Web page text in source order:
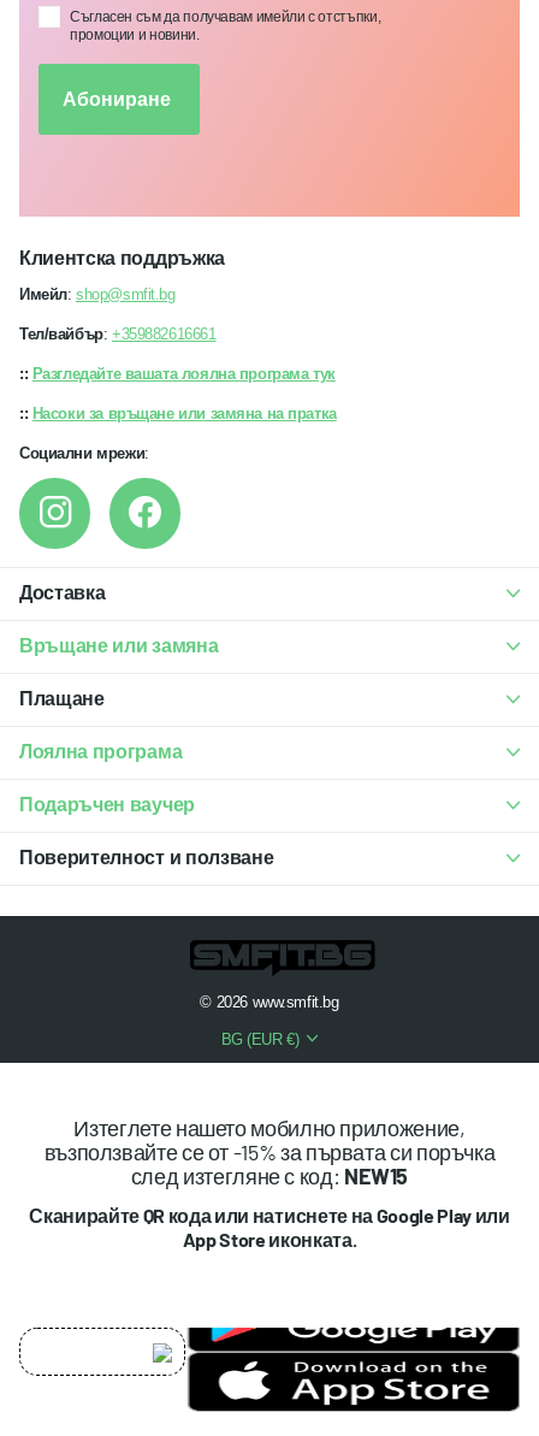
Съгласен съм да получавам имейли с отстъпки,
промоции и новини.
Абониране
Доставка
Връщане или замяна
Плащане
Лоялна програма
Подаръчен ваучер
Поверителност и ползване
Клиентска поддръжка
Имейл:shop@smfit.bg
Тел/вайбър: +359882616661
:: Разгледайте вашата лоялна програма тук
:: Насоки за връщане или замяна на пратка
Социални мрежи:
© 2026www.smfit.bg
BG (EUR €)
Изтеглете нашето мобилно приложение,
възползвайте се от -15% за първата си поръчка
след изтегляне с код: NEW15
Сканирайте QR кода или натиснете на Google Play или
App Store иконката.